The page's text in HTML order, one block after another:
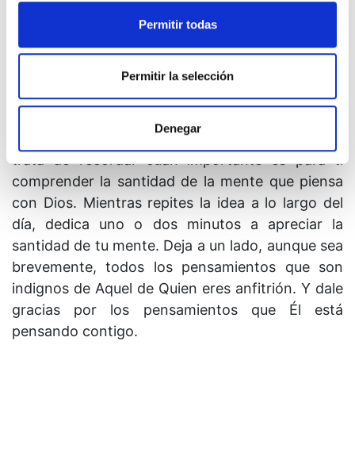
Permitir todas
Permitir la selección
Denegar
poco entendimiento que has adquirido hasta la
mismo que esto no es un juego fútil, sino un
ejercicio de santidad y un intento de alcanzar el
Reino de los Cielos.
9. En las sesiones de práctica cortas de hoy,
trata de recordar cuán importante es para ti
comprender la santidad de la mente que piensa
con Dios. Mientras repites la idea a lo largo del
día, dedica uno o dos minutos a apreciar la
santidad de tu mente. Deja a un lado, aunque sea
brevemente, todos los pensamientos que son
indignos de Aquel de Quien eres anfitrión. Y dale
gracias por los pensamientos que Él está
pensando contigo.